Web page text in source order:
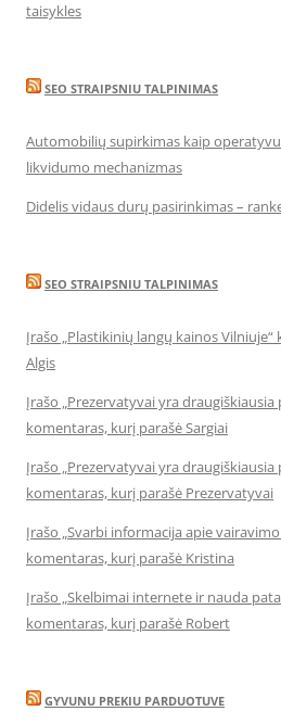
taisykles
SEO STRAIPSNIU TALPINIMAS
Automobilių supirkimas kaip
likvidumo mechanizmas
Didelis vidaus durų pasirinkimas –
SEO STRAIPSNIU TALPINIMAS
Įrašo „Plastikinių langų kainos
Algis
Įrašo „Prezervatyvai yra draugiškiausia
komentaras, kurį parašė Sargiai
Įrašo „Prezervatyvai yra draugiškiausia
komentaras, kurį parašė Prezervatyvai
Įrašo „Svarbi informacija apie
komentaras, kurį parašė Kristina
Įrašo „Skelbimai internete ir nauda
komentaras, kurį parašė Robert
GYVUNU PREKIU PARDUOTUVE